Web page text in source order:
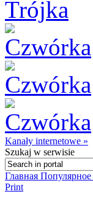
Kanały internetowe »
Szukaj w serwisie
Главная Популярное
Print